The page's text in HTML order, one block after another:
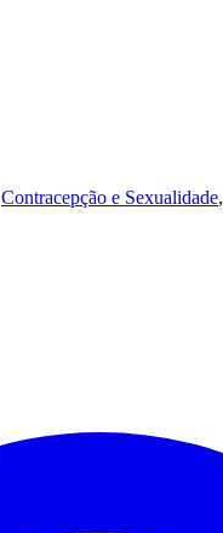
Contracepção e Sexualidade,